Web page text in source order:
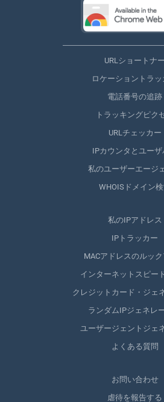
URLショートナー
ロケーショントラッ
電話番号の追跡
トラッキングピク
URLチェッカー
IPカウンタとユーザ
私のユーザーエージ
WHOISドメイン
私のIPアドレス
IPトラッカー
MACアドレスのルッ
インターネットスピー
クレジットカード・ジェ
ランダムIPジェネレ
ユーザージェントジェ
よくある質問
お問い合わせ
虐待を報告する